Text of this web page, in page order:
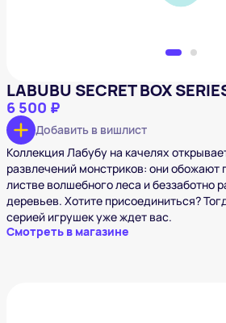
LABUBU SECRET BOX
6 500 ₽
Добавить в вишлист
Коллекция Лабубу на качелях
развлечений монстриков: они обожают
листве волшебного леса и беззаботно
деревьев. Хотите присоединиться?
серией игрушек уже ждет вас.
Смотреть в магазине